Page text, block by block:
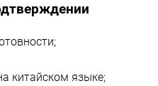
китайском языке;